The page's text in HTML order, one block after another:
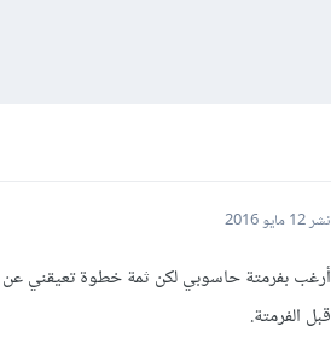
نشر12 مايو 2016
قبل الفرمتة.